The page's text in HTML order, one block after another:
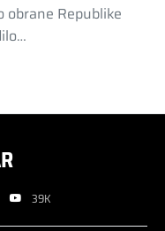
obrane Republike
39K